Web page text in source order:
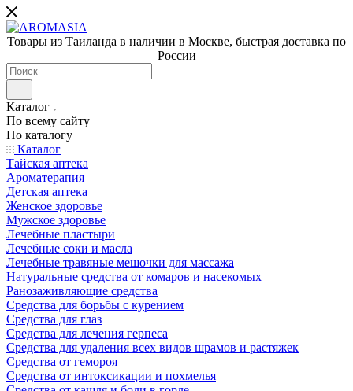
Товары из Таиланда в наличии в Москве, быстрая доставка по
России
Каталог
По всему сайту
По каталогу
Каталог
Тайская аптека
Ароматерапия
Детская аптека
Женское здоровье
Мужское здоровье
Лечебные пластыри
Лечебные соки и масла
Лечебные травяные мешочки для массажа
Натуральные средства от комаров и насекомых
Ранозаживляющие средства
Средства для борьбы с курением
Средства для глаз
Средства для лечения герпеса
Средства для удаления всех видов шрамов и растяжек
Средства от гемороя
Средства от интоксикации и похмелья